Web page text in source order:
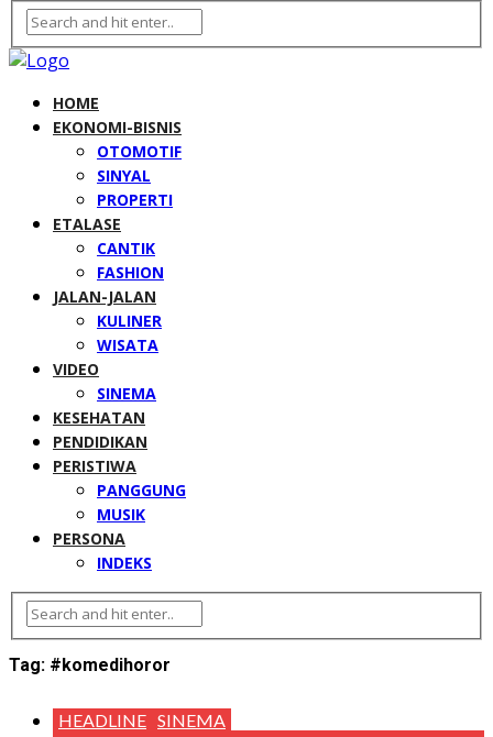
HOME
EKONOMI-BISNIS
OTOMOTIF
SINYAL
PROPERTI
ETALASE
CANTIK
FASHION
JALAN-JALAN
KULINER
WISATA
VIDEO
SINEMA
KESEHATAN
PENDIDIKAN
PERISTIWA
PANGGUNG
MUSIK
PERSONA
INDEKS
Tag: #komedihoror
HEADLINE SINEMA